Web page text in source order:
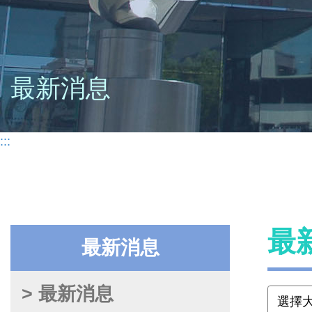
最新消息
:::
最新消息
> 最新消息
最